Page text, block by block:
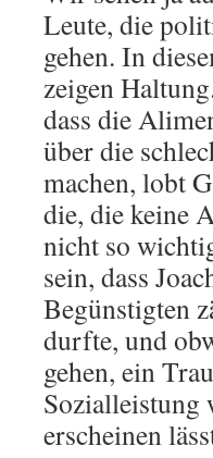
Leute, die
gehen. In
zeigen
dass die
über die
machen, lobt
die, die keine
nicht so
sein, dass
Begünstigten
durfte, und
gehen, ein
Sozialleistung
erscheinen